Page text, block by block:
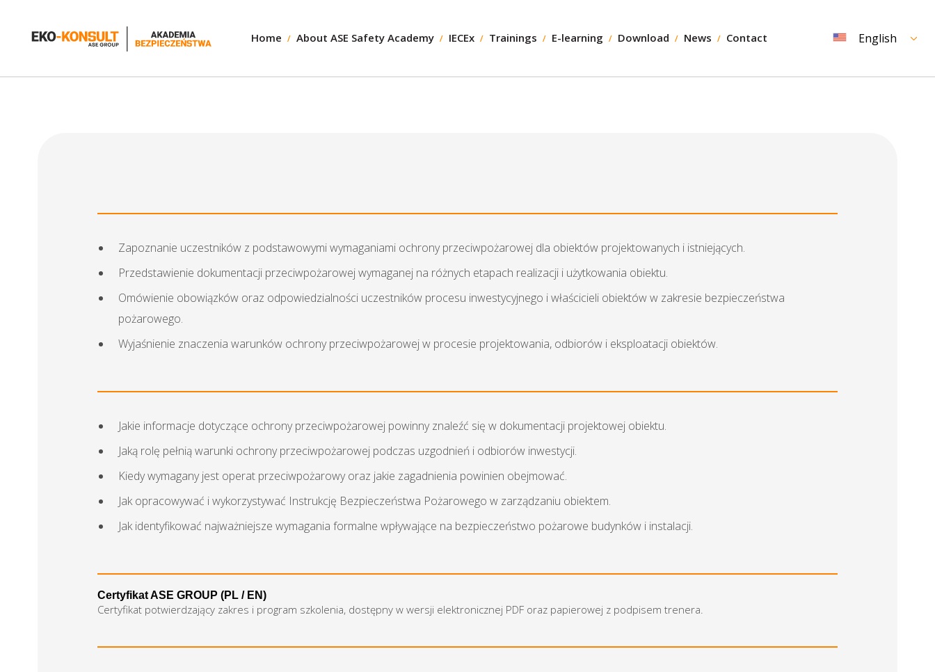
Home About ASE Safety Academy IECEx Trainings E-learning Download News Contact English
Zapoznanie uczestników z podstawowymi wymaganiami ochrony przeciwpożarowej dla obiektów projektowanych i istniejących.
Przedstawienie dokumentacji przeciwpożarowej wymaganej na różnych etapach realizacji i użytkowania obiektu.
Omówienie obowiązków oraz odpowiedzialności uczestników procesu inwestycyjnego i właścicieli obiektów w zakresie bezpieczeństwa
pożarowego.
Wyjaśnienie znaczenia warunków ochrony przeciwpożarowej w procesie projektowania, odbiorów i eksploatacji obiektów.
Jakie informacje dotyczące ochrony przeciwpożarowej powinny znaleźć się w dokumentacji projektowej obiektu.
Jaką rolę pełnią warunki ochrony przeciwpożarowej podczas uzgodnień i odbiorów inwestycji.
Kiedy wymagany jest operat przeciwpożarowy oraz jakie zagadnienia powinien obejmować.
Jak opracowywać i wykorzystywać Instrukcję Bezpieczeństwa Pożarowego w zarządzaniu obiektem.
Jak identyfikować najważniejsze wymagania formalne wpływające na bezpieczeństwo pożarowe budynków i instalacji.
Certyfikat ASE GROUP (PL / EN)
Certyfikat potwierdzający zakres i program szkolenia, dostępny w wersji elektronicznej PDF oraz papierowej z podpisem trenera.